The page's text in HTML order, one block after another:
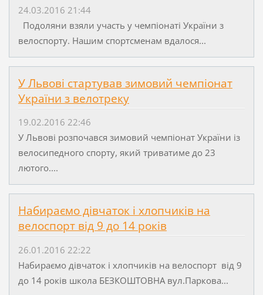
24.03.2016 21:44
Подоляни взяли участь у чемпіонаті України з
велоспорту. Нашим спортсменам вдалося...
У Львові стартував зимовий чемпіонат
України з велотреку
19.02.2016 22:46
У Львові розпочався зимовий чемпіонат України із
велосипедного спорту, який триватиме до 23
лютого....
Набираємо дівчаток і хлопчиків на
велоспорт від 9 до 14 років
26.01.2016 22:22
Набираємо дівчаток і хлопчиків на велоспорт від 9
до 14 років школа БЕЗКОШТОВНА вул.Паркова...